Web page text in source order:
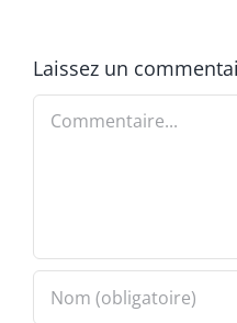
Laissez un
Commentaire